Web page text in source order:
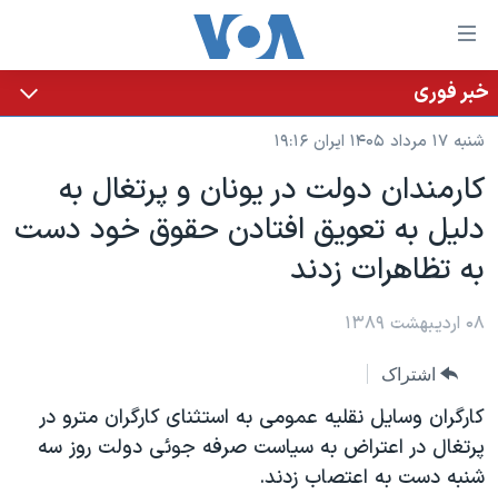
لینکهای
قابل
دسترسی
جهش
محتوای
اصلی
جهش
به
صفحه
جهش
به
جستجو
خانه
نسخه سبک وب‌سایت
موضوع ها
ایران
آمریکا
جهان
ویژه برنامه‌ها
ویدیوها
برنامه های تلویزیونی
جدول برنامه ها
صفحه‌های ویژه
۲۵۰سالگی آمریکا
بایگانی برنامه‌های تلویزیونی
فرکانس‌های صدای آمریکا
پخش رادیویی
یادگیری زبان انگلیسی
خبر فوری
شنبه ۱۷ مرداد ۱۴۰۵ ایران ۱۹:۱۶
کارمندان دولت در يونان و پرتغال به
دليل به تعويق افتادن حقوق خود دست
به تظاهرات زدند
۰۸ اردیبهشت ۱۳۸۹
اشتراک
کارگران وسايل نقليه عمومی به استثنای کارگران مترو در
پرتغال در اعتراض به سياست صرفه جوئی دولت روز سه
شنبه دست به اعتصاب زدند.